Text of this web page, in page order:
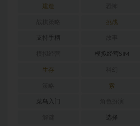
建造
挑战
支持手柄
模拟经营SIM
生存
索
菜鸟入门
选择